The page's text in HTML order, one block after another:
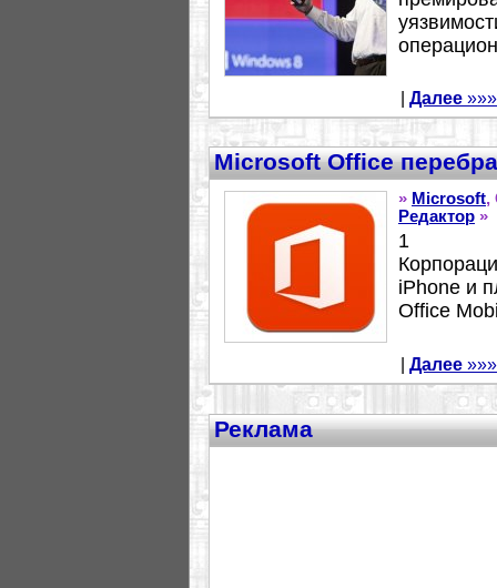
Далее »»»
Microsoft Office
» Microsoft,
Редактор »
1
iPhone и
Office
Далее »»»
Реклама